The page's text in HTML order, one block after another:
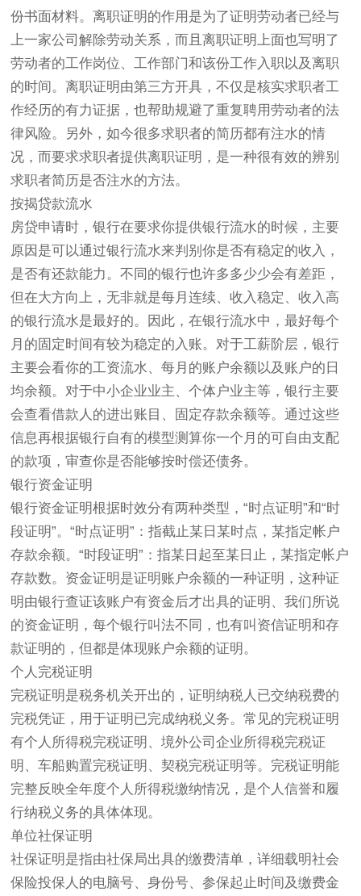
份书面材料。离职证明的作用是为了证明劳动者已经与
上一家公司解除劳动关系，而且离职证明上面也写明了
劳动者的工作岗位、工作部门和该份工作入职以及离职
的时间。离职证明由第三方开具，不仅是核实求职者工
作经历的有力证据，也帮助规避了重复聘用劳动者的法
律风险。另外，如今很多求职者的简历都有注水的情
况，而要求求职者提供离职证明，是一种很有效的辨别
求职者简历是否注水的方法。
按揭贷款流水
房贷申请时，银行在要求你提供银行流水的时候，主要
原因是可以通过银行流水来判别你是否有稳定的收入，
是否有还款能力。不同的银行也许多多少少会有差距，
但在大方向上，无非就是每月连续、收入稳定、收入高
的银行流水是最好的。因此，在银行流水中，最好每个
月的固定时间有较为稳定的入账。对于工薪阶层，银行
主要会看你的工资流水、每月的账户余额以及账户的日
均余额。对于中小企业业主、个体户业主等，银行主要
会查看借款人的进出账目、固定存款余额等。通过这些
信息再根据银行自有的模型测算你一个月的可自由支配
的款项，审查你是否能够按时偿还债务。
银行资金证明
银行资金证明根据时效分有两种类型，“时点证明”和“时
段证明”。“时点证明”：指截止某日某时点，某指定帐户
存款余额。“时段证明”：指某日起至某日止，某指定帐户
存款数。资金证明是证明账户余额的一种证明，这种证
明由银行查证该账户有资金后才出具的证明、我们所说
的资金证明，每个银行叫法不同，也有叫资信证明和存
款证明的，但都是体现账户余额的证明。
个人完税证明
完税证明是税务机关开出的，证明纳税人已交纳税费的
完税凭证，用于证明已完成纳税义务。常见的完税证明
有个人所得税完税证明、境外公司企业所得税完税证
明、车船购置完税证明、契税完税证明等。完税证明能
完整反映全年度个人所得税缴纳情况，是个人信誉和履
行纳税义务的具体体现。
单位社保证明
社保证明是指由社保局出具的缴费清单，详细载明社会
保险投保人的电脑号、身份号、参保起止时间及缴费金